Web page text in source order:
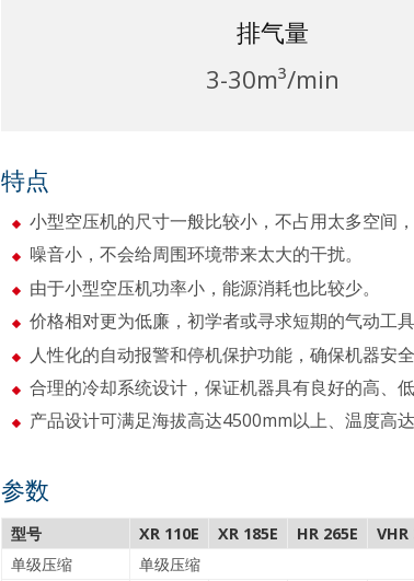
排气量
3-30m³/min
特点
小型空压机的尺寸一般比较小，不占用太多空间，
噪音小，不会给周围环境带来太大的干扰。
由于小型空压机功率小，能源消耗也比较少。
价格相对更为低廉，初学者或寻求短期的气动工
人性化的自动报警和停机保护功能，确保机器安全
合理的冷却系统设计，保证机器具有良好的高、低
产品设计可满足海拔高达4500mm以上、温度高
参数
型号 XR 110E XR 185E HR 265E VHR
单级压缩
单级压缩